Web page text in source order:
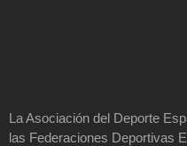
La Asociación del Deporte
las Federaciones Deportivas